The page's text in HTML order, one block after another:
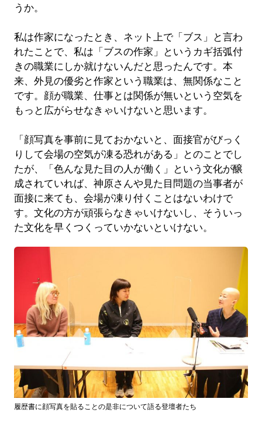
うか。
私は作家になったとき、ネット上で「ブス」と言わ
れたことで、私は「ブスの作家」というカギ括弧付
きの職業にしか就けないんだと思ったんです。本
来、外見の優劣と作家という職業は、無関係なこと
です。顔が職業、仕事とは関係が無いという空気を
もっと広がらせなきゃいけないと思います。
「顔写真を事前に見ておかないと、面接官がびっく
りして会場の空気が凍る恐れがある」とのことでし
たが、「色んな見た目の人が働く」という文化が醸
成されていれば、神原さんや見た目問題の当事者が
面接に来ても、会場が凍り付くことはないわけで
す。文化の方が頑張らなきゃいけないし、そういっ
た文化を早くつくっていかないといけない。
履歴書に顔写真を貼ることの是非について語る登壇者たち